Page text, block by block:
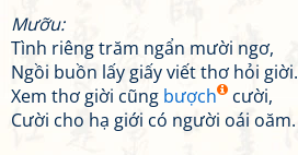
Mưỡu:
Tình riêng trăm ngẩn mười ngơ,
Ngồi buồn lấy giấy viết thơ hỏi giời.
Xem thơ giời cũng bượch
cười,
Cười cho hạ giới có người oái oăm.